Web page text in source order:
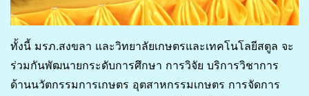
ทั้งนี้ มรภ.สงขลา และวิทยาลัยเกษตรและเทคโนโลยีสตูล จะ
ร่วมกันพัฒนายกระดับการศึกษา การวิจัย บริการวิชาการ
ด้านนวัตกรรมการเกษตร อุตสาหกรรมเกษตร การจัดการ